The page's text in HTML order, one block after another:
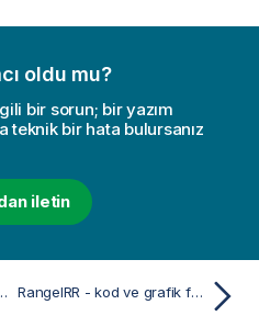
oldu mu?
bir sorun; bir yazım
teknik bir hata bulursanız
iletin
fonksiyonu RangeIRR - kod ve grafik fonksiyonu